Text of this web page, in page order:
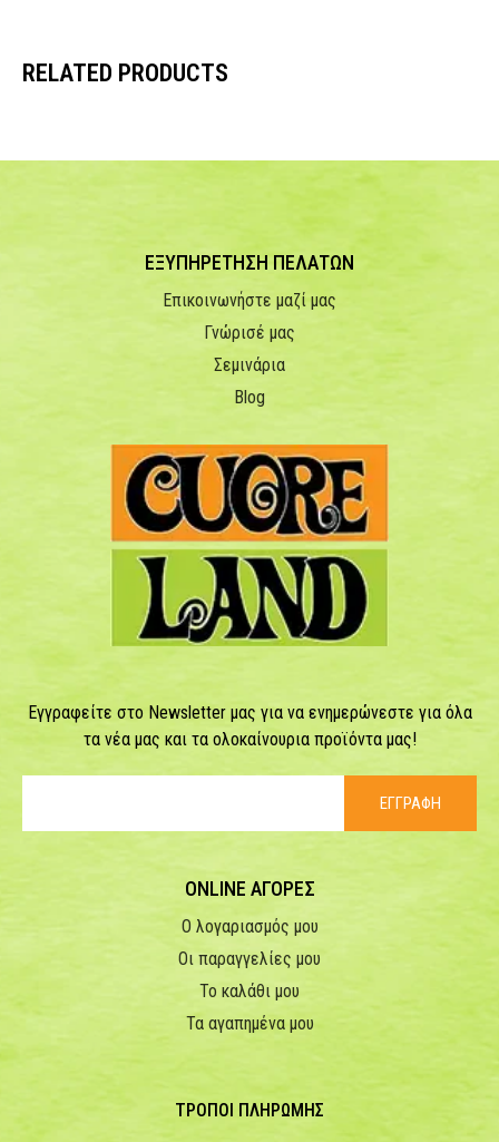
RELATED PRODUCTS
ΕΞΥΠΗΡΕΤΗΣΗ ΠΕΛΑΤΩΝ
Επικοινωνήστε μαζί μας
Γνώρισέ μας
Σεμινάρια
Blog
Εγγραφείτε στο Newsletter μας για να ενημερώνεστε για όλα
τα νέα μας και τα ολοκαίνουρια προϊόντα μας!
ΕΓΓΡΑΦΗ
ONLINE ΑΓΟΡΕΣ
Ο λογαριασμός μου
Οι παραγγελίες μου
Το καλάθι μου
Τα αγαπημένα μου
ΤΡΟΠΟΙ ΠΛΗΡΩΜΗΣ